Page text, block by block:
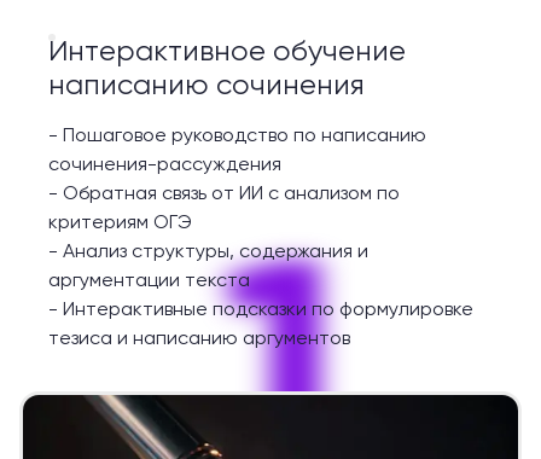
1
Интерактивное обучение
написанию сочинения
- Пошаговое руководство по написанию
сочинения-рассуждения
- Обратная связь от ИИ с анализом по
критериям ОГЭ
- Анализ структуры, содержания и
аргументации текста
- Интерактивные подсказки по формулировке
тезиса и написанию аргументов